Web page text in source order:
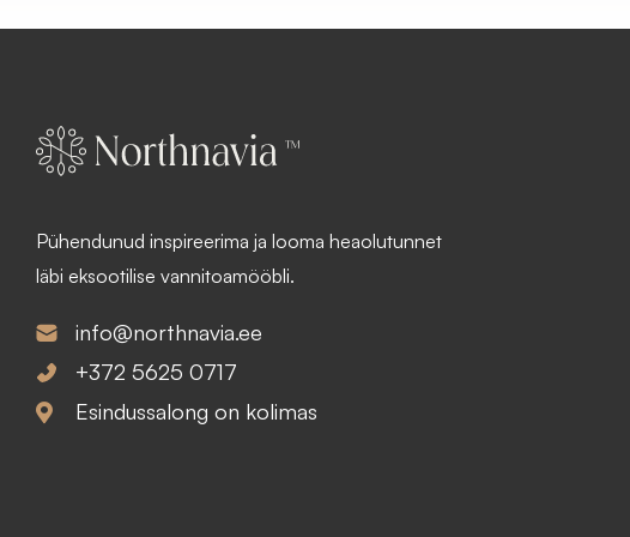
Pühendunud inspireerima ja looma heaolutunnet
läbi eksootilise vannitoamööbli.
info@northnavia.ee
+372 5625 0717
Esindussalong on kolimas